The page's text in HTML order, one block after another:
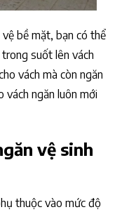
bề mặt, bạn có thể
suốt lên vách
vách mà còn ngăn
vách ngăn luôn mới
vệ sinh
thuộc vào mức độ